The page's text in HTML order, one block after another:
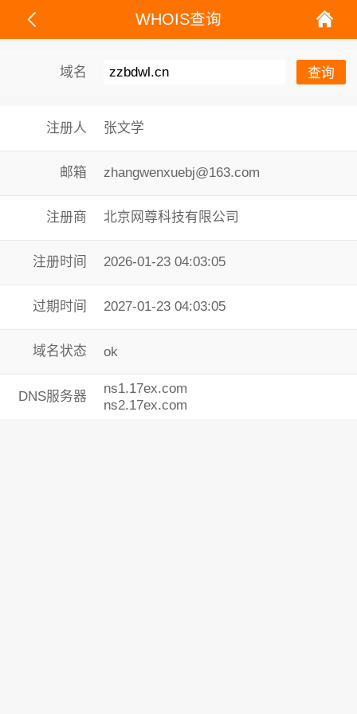
WHOIS查询
域名
注册人 张文学
邮箱 zhangwenxuebj@163.com
注册商 北京网尊科技有限公司
注册时间 2026-01-23 04:03:05
过期时间 2027-01-23 04:03:05
域名状态 ok
DNS服务器
ns1.17ex.com
ns2.17ex.com